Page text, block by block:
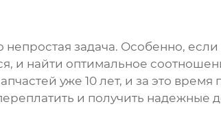
задача. Особенно,
и найти оптимальное
уже 10 лет, и за это
и получить надежные